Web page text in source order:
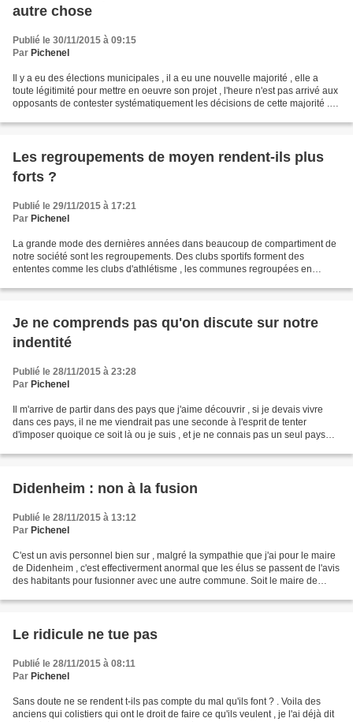
autre chose
Publié le 30/11/2015 à 09:15
Par Pichenel
Il y a eu des élections municipales , il a eu une nouvelle majorité , elle a
toute légitimité pour mettre en oeuvre son projet , l'heure n'est pas arrivé aux
opposants de contester systématiquement les décisions de cette majorité .
Les regroupements de moyen rendent-ils plus
forts ?
Publié le 29/11/2015 à 17:21
Par Pichenel
La grande mode des dernières années dans beaucoup de compartiment de
notre société sont les regroupements. Des clubs sportifs forment des
ententes comme les clubs d'athlétisme , les communes regroupées en
Je ne comprends pas qu'on discute sur notre
indentité
Publié le 28/11/2015 à 23:28
Par Pichenel
Il m'arrive de partir dans des pays que j'aime découvrir , si je devais vivre
dans ces pays, il ne me viendrait pas une seconde à l'esprit de tenter
d'imposer quoique ce soit là ou je suis , et je ne connais pas un seul pays
Didenheim : non à la fusion
Publié le 28/11/2015 à 13:12
Par Pichenel
C'est un avis personnel bien sur , malgré la sympathie que j'ai pour le maire
de Didenheim , c'est effectiverment anormal que les élus se passent de l'avis
des habitants pour fusionner avec une autre commune. Soit le maire de
Le ridicule ne tue pas
Publié le 28/11/2015 à 08:11
Par Pichenel
Sans doute ne se rendent t-ils pas compte du mal qu'ils font ? . Voila des
anciens qui colistiers qui ont le droit de faire ce qu'ils veulent , je l'ai déjà dit